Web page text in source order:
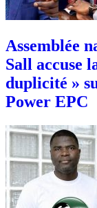
Assemblée
Sall accuse
duplicité »
Power EPC